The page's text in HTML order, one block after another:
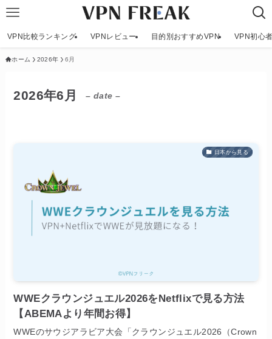
VPN比較ランキング VPNレビュー 目的別おすすめVPN VPN初心
ホーム 2026年 6月
2026年6月 – date –
日本から見る
WWEクラウンジュエル2026をNetflixで見る方法
【ABEMAより年間お得】
WWEのサウジアラビア大会「クラウンジュエル2026（Crown